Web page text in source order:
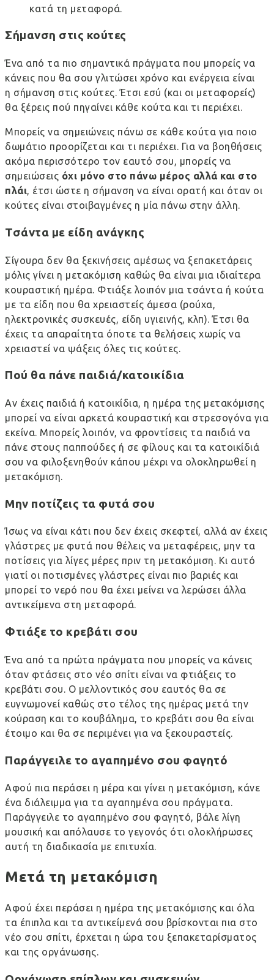
κατά τη μεταφορά.
Σήμανση στις κούτες
Ένα από τα πιο σημαντικά πράγματα που μπορείς να
κάνεις που θα σου γλιτώσει χρόνο και ενέργεια είναι
η σήμανση στις κούτες. Έτσι εσύ (και οι μεταφορείς)
θα ξέρεις πού πηγαίνει κάθε κούτα και τι περιέχει.
Μπορείς να σημειώνεις πάνω σε κάθε κούτα για ποιο
δωμάτιο προορίζεται και τι περιέχει. Για να βοηθήσεις
ακόμα περισσότερο τον εαυτό σου, μπορείς να
σημειώσεις όχι μόνο στο πάνω μέρος αλλά και στο
πλάι, έτσι ώστε η σήμανση να είναι ορατή και όταν οι
κούτες είναι στοιβαγμένες η μία πάνω στην άλλη.
Τσάντα με είδη ανάγκης
Σίγουρα δεν θα ξεκινήσεις αμέσως να ξεπακετάρεις
μόλις γίνει η μετακόμιση καθώς θα είναι μια ιδιαίτερα
κουραστική ημέρα. Φτιάξε λοιπόν μια τσάντα ή κούτα
με τα είδη που θα χρειαστείς άμεσα (ρούχα,
ηλεκτρονικές συσκευές, είδη υγιεινής, κλπ). Έτσι θα
έχεις τα απαραίτητα όποτε τα θελήσεις χωρίς να
χρειαστεί να ψάξεις όλες τις κούτες.
Πού θα πάνε παιδιά/κατοικίδια
Αν έχεις παιδιά ή κατοικίδια, η ημέρα της μετακόμισης
μπορεί να είναι αρκετά κουραστική και στρεσογόνα για
εκείνα. Μπορείς λοιπόν, να φροντίσεις τα παιδιά να
πάνε στους παππούδες ή σε φίλους και τα κατοικίδιά
σου να φιλοξενηθούν κάπου μέχρι να ολοκληρωθεί η
μετακόμιση.
Μην ποτίζεις τα φυτά σου
Ίσως να είναι κάτι που δεν έχεις σκεφτεί, αλλά αν έχεις
γλάστρες με φυτά που θέλεις να μεταφέρεις, μην τα
ποτίσεις για λίγες μέρες πριν τη μετακόμιση. Κι αυτό
γιατί οι ποτισμένες γλάστρες είναι πιο βαριές και
μπορεί το νερό που θα έχει μείνει να λερώσει άλλα
αντικείμενα στη μεταφορά.
Φτιάξε το κρεβάτι σου
Ένα από τα πρώτα πράγματα που μπορείς να κάνεις
όταν φτάσεις στο νέο σπίτι είναι να φτιάξεις το
κρεβάτι σου. Ο μελλοντικός σου εαυτός θα σε
ευγνωμονεί καθώς στο τέλος της ημέρας μετά την
κούραση και το κουβάλημα, το κρεβάτι σου θα είναι
έτοιμο και θα σε περιμένει για να ξεκουραστείς.
Παράγγειλε το αγαπημένο σου φαγητό
Αφού πια περάσει η μέρα και γίνει η μετακόμιση, κάνε
ένα διάλειμμα για τα αγαπημένα σου πράγματα.
Παράγγειλε το αγαπημένο σου φαγητό, βάλε λίγη
μουσική και απόλαυσε το γεγονός ότι ολοκλήρωσες
αυτή τη διαδικασία με επιτυχία.
Μετά τη μετακόμιση
Αφού έχει περάσει η ημέρα της μετακόμισης και όλα
τα έπιπλα και τα αντικείμενά σου βρίσκονται πια στο
νέο σου σπίτι, έρχεται η ώρα του ξεπακεταρίσματος
και της οργάνωσης.